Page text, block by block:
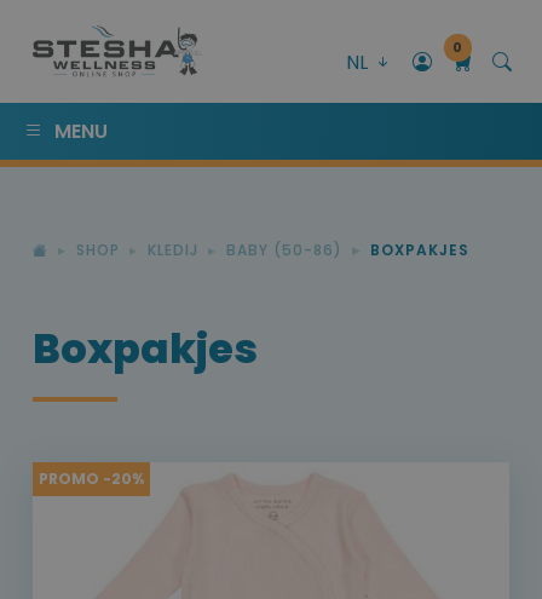
NL
0
MENU
SHOP KLEDIJ BABY (50-86) BOXPAKJES
Boxpakjes
PROMO -20%